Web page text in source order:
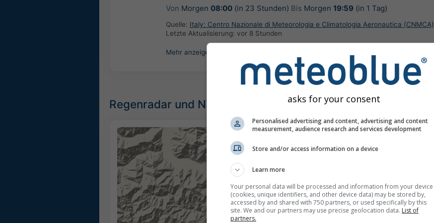
Von Morgen 08:00(in 23 Stunden) Bis Morgen 19:59 (in 1 Tag)
Quelle: Italy: Centro Nazionale di Meteorologia e Climatologia Aeronautica (CNMCA)
Letzte Aktualisierung: vor 8 Stunden
Mehr anzeigen
Regenradar und Niederschlagsvorhersage, Italien
asks for your consent
Personalised advertising and content, advertising and content
measurement, audience research and services development
Store and/or access information on a device
Learn more
Your personal data will be processed and information from your device
(cookies, unique identifiers, and other device data) may be stored by,
accessed by and shared with 750 partners, or used specifically by this
site. We and our partners may use precise geolocation data. List of
partners.